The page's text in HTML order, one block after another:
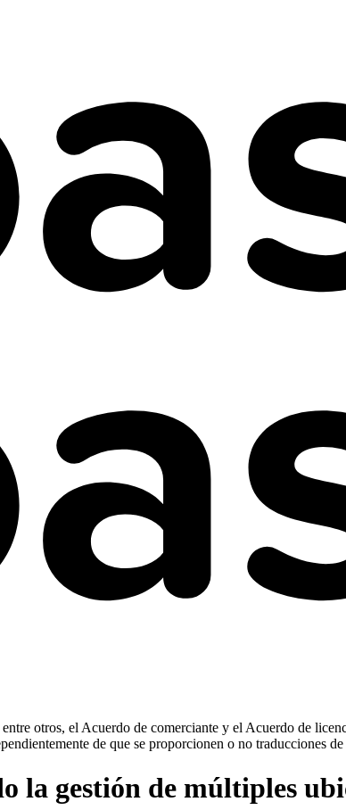
otros, el Acuerdo de comerciante y el Acuerdo de
de que se proporcionen o no traducciones
la gestión de múltiples